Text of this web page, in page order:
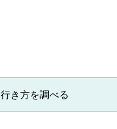
行き方を調べる